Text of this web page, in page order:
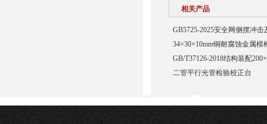
相关产品
GB5725-2025安全网侧摆冲
34×30×10mm铜耐腐蚀金属模
GB/T37126-2018结构装配
二管平行光管检验校正台